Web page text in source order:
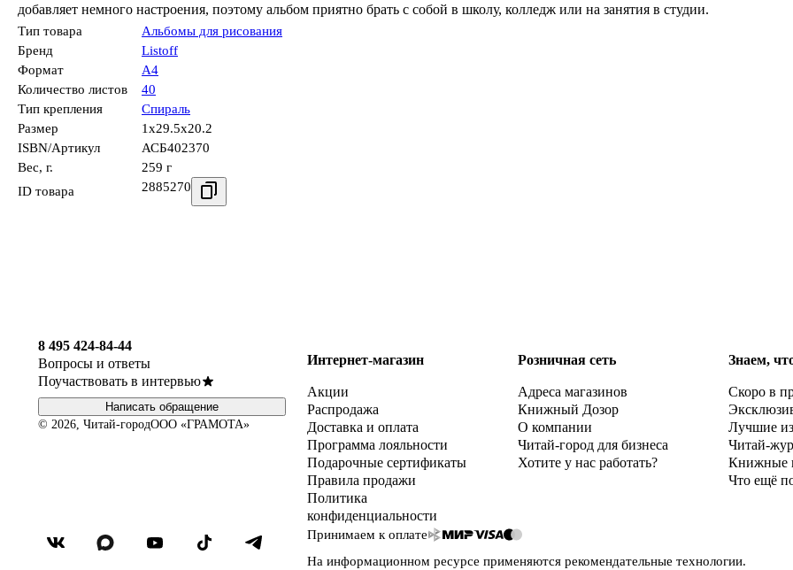
добавляет немного настроения, поэтому альбом приятно брать с собой в школу, колледж или на занятия в студии.
Тип товара
Альбомы для рисования
Бренд
Listoff
Формат
А4
Количество листов
40
Тип крепления
Спираль
Размер
1x29.5x20.2
ISBN/Артикул
АСБ402370
Вес, г.
259 г
ID товара
2885270
8 495 424-84-44
Вопросы и ответы
Поучаствовать в интервью
Написать обращение
© 2026, Читай-городООО «ГРАМОТА»
Интернет-магазин
Акции
Распродажа
Доставка и оплата
Программа лояльности
Подарочные сертификаты
Правила продажи
Политика
конфиденциальности
Розничная сеть
Адреса магазинов
Книжный Дозор
О компании
Читай-город для бизнеса
Хотите у нас работать?
Знаем,
Скоро в
Лучшие
Читай-
Книжные
Что ещё
Принимаем к оплате
На информационном ресурсе применяются рекомендательные технологии.